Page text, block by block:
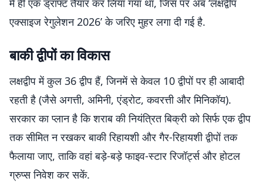
में ही एक ड्राफ्ट तैयार कर लिया गया था, जिस पर अब ‘लक्षद्वीप
एक्साइज रेगुलेशन 2026’ के जरिए मुहर लगा दी गई है.
बाकी द्वीपों का विकास
लक्षद्वीप में कुल 36 द्वीप हैं, जिनमें से केवल 10 द्वीपों पर ही आबादी
रहती है (जैसे अगत्ती, अमिनी, एंड्रोट, कवरत्ती और मिनिकॉय).
सरकार का प्लान है कि शराब की नियंत्रित बिक्री को सिर्फ एक द्वीप
तक सीमित न रखकर बाकी रिहायशी और गैर-रिहायशी द्वीपों तक
फैलाया जाए, ताकि वहां बड़े-बड़े फाइव-स्टार रिजॉर्ट्स और होटल
ग्रुप्स निवेश कर सकें.